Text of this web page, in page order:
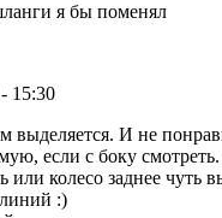
я бы поменял
15:30
И не
если с боку
или колесо заднее
:)